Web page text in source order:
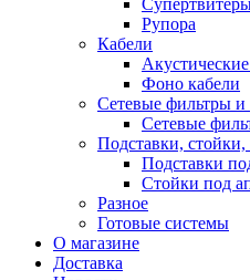
Рупора
Кабели
Фоно кабели
Сетевые фильтры и
Сетевые
Подставки,
Подставки
Стойки под
Разное
Готовые системы
О магазине
Доставка